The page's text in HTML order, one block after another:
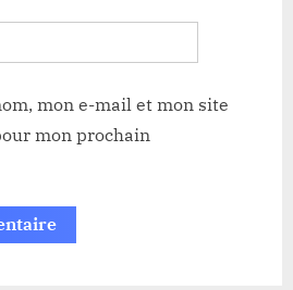
mon e-mail et mon site
mon prochain